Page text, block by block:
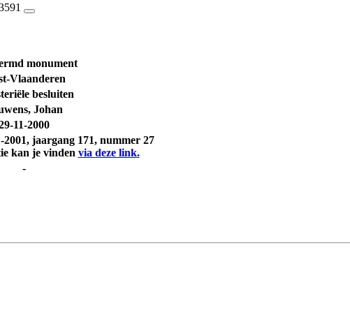
monument
Vlaanderen
besluiten
Johan
11-2000
2001, jaargang 171, nummer 27
kan je vinden via deze link.
-